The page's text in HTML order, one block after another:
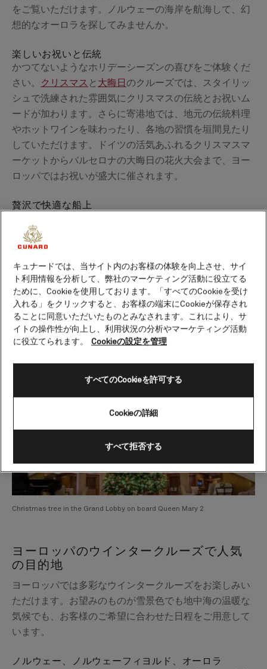
をご覧いただけます。ノルウェーの海岸を航海して、幻
想的なオーロラを探してみませんか。
楽しいお祝いと伝統
かつてないようなホリデーシーズンの喜びをご体験くだ
さい。
クリスマス と 大晦日 のクルーズでは、スタイリッ
シュで洗練された雰囲気にクリスマスの伝統とお祝いム
ードが加わります。さらに寄港地では、地元の伝統料理
やホットワインを味わったり、各地の習慣を垣間見たり
していただけます。ドイツの活気あふれるクリスマスマ
ーケットからバルセロナの大晦日の花火大会まで、ヨー
ロッパではお祝いが盛大に催されます。
贅沢で快適な船上
沢とリラクゼーションの極みです。あっと驚くような風
景の中を航海しながら、快適な客室でくつろぎ、冬の寒
さから逃れてエネルギーを充電していただけます。12月
には美しく飾られたクリスマスツリー、グランド・ロビ
ーでのクリスマスキャロル、ダイニングルームでの美味
しいクリスマスメニュー、そして魔法のような大晦日の
舞踏会など、ホリデーシーズンの楽しみは尽きません。
Christmas tree in the Grand Lobby on board Queen Mary 2
ヨーロッパのウインタークルーズで人気
の目的地
ヨーロッパでは多彩なウインタークルーズをお楽しみい
ただけます。お望みのものが雪景色でも地中海の温暖な
気候でも、お客様のご希望に合わせた日程をご用意して
います。
ノルウェー、ノルウェーフィヨルド、オーロラ
キュナードでは、当サイト内のお客様の体験を向上させ、サイ
ト利用情報を分析して、弊社のマーケティング活動に役立てる
ために、Cookieを使用しております。「すべてのCookieを受け
入れる」をクリックすると、お客様の端末にCookieが保存され
ることに同意いただいたものとみなされます。これにより、サ
イトの操作性が向上し、利用状況の分析やマーケティング活動
に役立てられます。
Cookieの設定を管理
Cookieの詳細
すべて拒否する
すべてのCookieを許可する